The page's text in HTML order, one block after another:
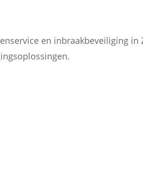
en inbraakbeveiliging in